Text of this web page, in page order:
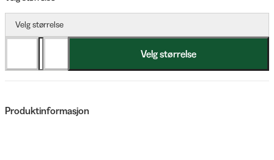
Velg størrelse
Velg størrelse
Produktinformasjon